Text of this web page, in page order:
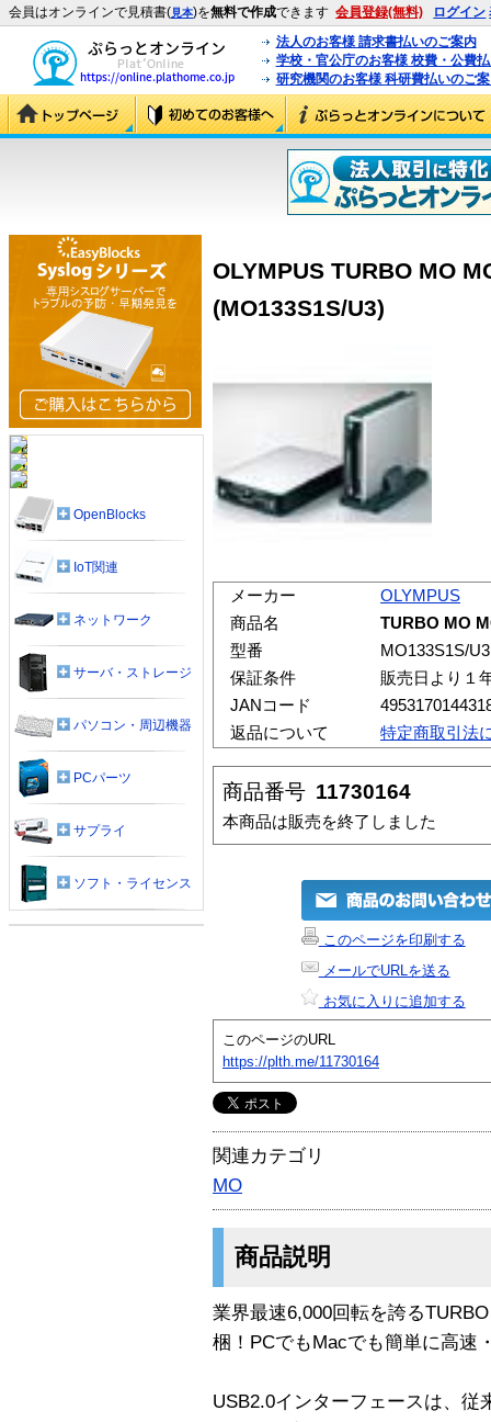
会員はオンラインで見積書(見本)を無料で作成できます 会員登録(無料) ログイン
法人のお客様 請求書払いのご案内
学校・官公庁のお客様 校費・公費
研究機関のお客様 科研費払いのご
OLYMPUS TURBO MO
(MO133S1S/U3)
メーカー
OLYMPUS
商品名
TURBO MO
型番
MO133S1S/U3
保証条件
販売日より１
JANコード
返品について
特定商取引法
商品番号 11730164
本商品は販売を終了しました
このページを印刷する
メールでURLを送る
お気に入りに追加する
このページのURL
https://plth.me/11730164
関連カテゴリ
MO
商品説明
業界最速6,000回転を誇る
梱！PCでもMacでも簡単に高速
USB2.0インターフェースは、従
OpenBlocks
IoT関連
ネットワーク
サーバ・ストレージ
パソコン・周辺機器
PCパーツ
サプライ
ソフト・ライセンス